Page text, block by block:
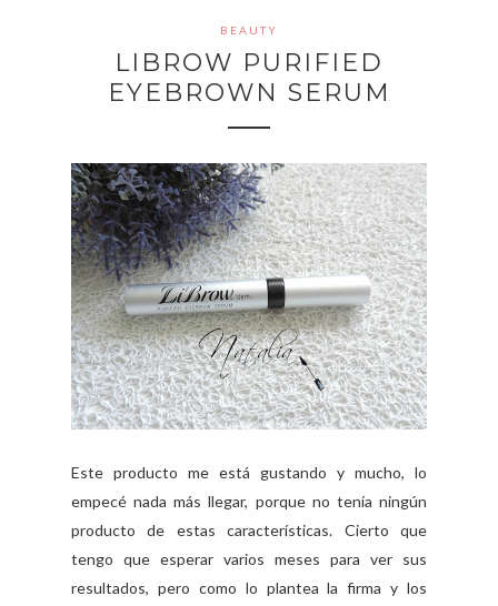
BEAUTY
LIBROW PURIFIED
EYEBROWN SERUM
Este producto me está gustando y mucho, lo
empecé nada más llegar, porque no tenía ningún
producto de estas características. Cierto que
tengo que esperar varios meses para ver sus
resultados, pero como lo plantea la firma y los